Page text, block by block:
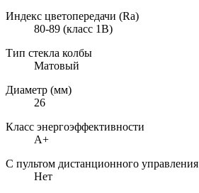
Индекс цветопередачи (Ra)
80-89 (класс 1B)
Тип стекла колбы
Матовый
Диаметр (мм)
26
Класс энергоэффективности
A+
С пультом дистанционного управления
Нет